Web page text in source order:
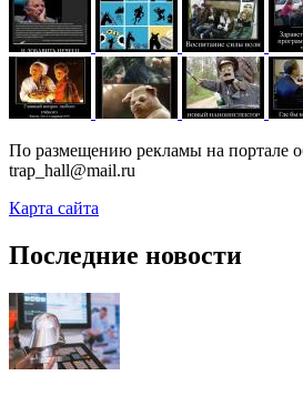
По размещению рекламы на портале
trap_hall@mail.ru
Карта сайта
Последние новости